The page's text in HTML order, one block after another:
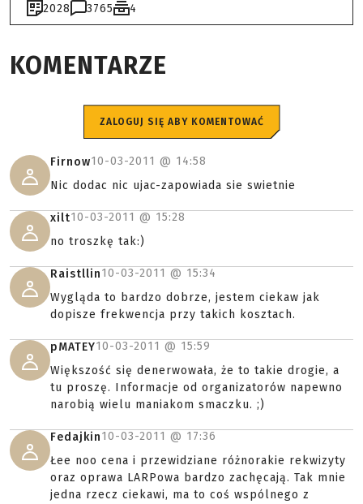
2028 3765 4
KOMENTARZE
ZALOGUJ SIĘ ABY KOMENTOWAĆ
Firnow10-03-2011 @ 14:58
Nic dodac nic ujac-zapowiada sie swietnie
xilt10-03-2011 @ 15:28
no troszkę tak:)
Raistllin10-03-2011 @ 15:34
Wygląda to bardzo dobrze, jestem ciekaw jak
dopisze frekwencja przy takich kosztach.
pMATEY10-03-2011 @ 15:59
Większość się denerwowała, że to takie drogie, a
tu proszę. Informacje od organizatorów napewno
narobią wielu maniakom smaczku. ;)
Fedajkin10-03-2011 @ 17:36
Łee noo cena i przewidziane różnorakie rekwizyty
oraz oprawa LARPowa bardzo zachęcają. Tak mnie
jedna rzecz ciekawi, ma to coś wspólnego z